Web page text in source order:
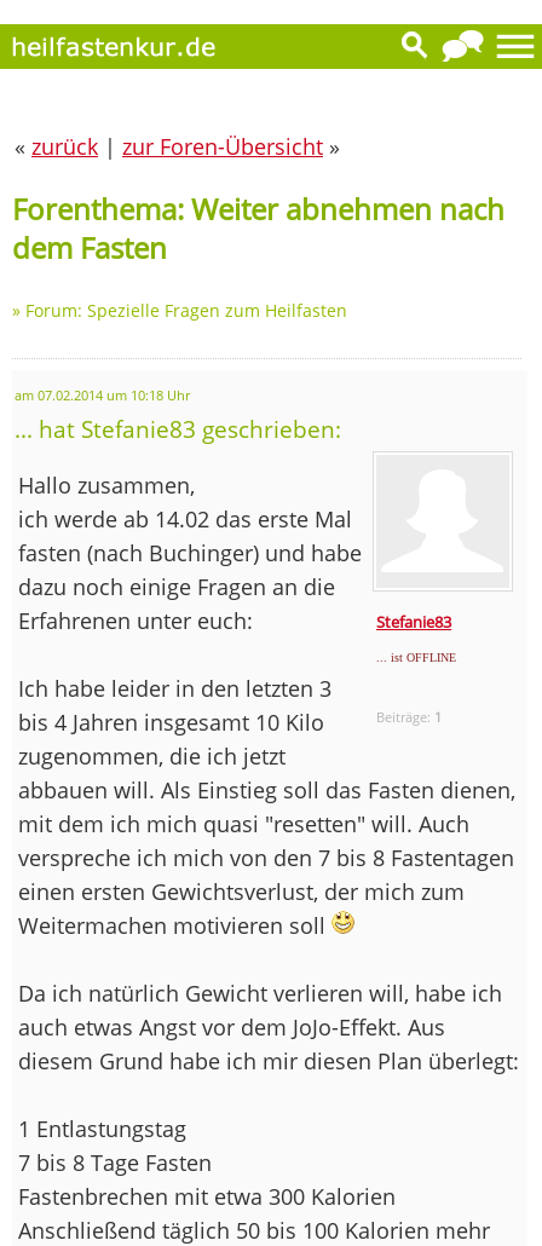
« zurück | zur Foren-Übersicht »
Forenthema: Weiter abnehmen nach
dem Fasten
» Forum: Spezielle Fragen zum Heilfasten
am 07.02.2014 um 10:18 Uhr
... hat Stefanie83 geschrieben:
Stefanie83
... ist OFFLINE
Beiträge: 1
Hallo zusammen,
ich werde ab 14.02 das erste Mal
fasten (nach Buchinger) und habe
dazu noch einige Fragen an die
Erfahrenen unter euch:
Ich habe leider in den letzten 3
bis 4 Jahren insgesamt 10 Kilo
zugenommen, die ich jetzt
abbauen will. Als Einstieg soll das Fasten dienen,
mit dem ich mich quasi "resetten" will. Auch
verspreche ich mich von den 7 bis 8 Fastentagen
einen ersten Gewichtsverlust, der mich zum
Weitermachen motivieren soll
Da ich natürlich Gewicht verlieren will, habe ich
auch etwas Angst vor dem JoJo-Effekt. Aus
diesem Grund habe ich mir diesen Plan überlegt:
1 Entlastungstag
7 bis 8 Tage Fasten
Fastenbrechen mit etwa 300 Kalorien
Anschließend täglich 50 bis 100 Kalorien mehr